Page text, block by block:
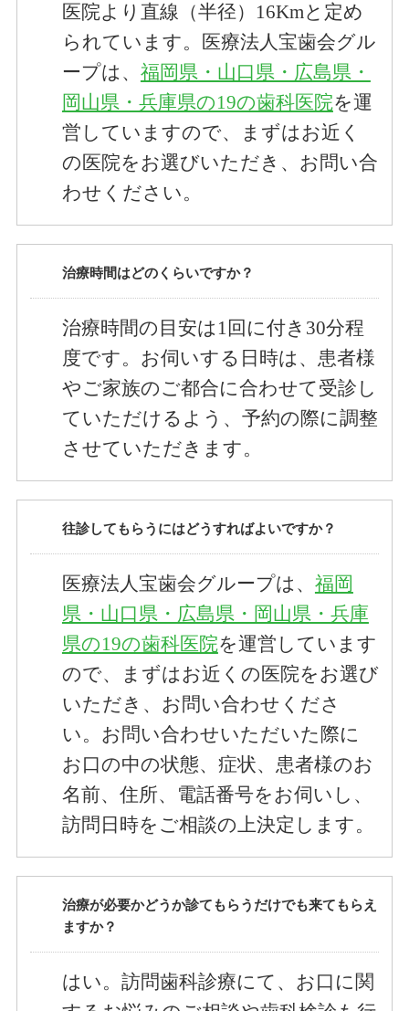
医院より直線（半径）16Kmと定め
られています。医療法人宝歯会グル
ープは、 福岡県・山口県・広島県・
岡山県・兵庫県の19の歯科医院を運
営していますので、まずはお近く
の医院をお選びいただき、お問い合
わせください。
治療時間はどのくらいですか？
治療時間の目安は1回に付き30分程
度です。お伺いする日時は、患者様
やご家族のご都合に合わせて受診し
ていただけるよう、予約の際に調整
させていただきます。
往診してもらうにはどうすればよいですか？
医療法人宝歯会グループは、 福岡
県・山口県・広島県・岡山県・兵庫
県の19の歯科医院を運営しています
ので、まずはお近くの医院をお選び
いただき、お問い合わせくださ
い。お問い合わせいただいた際に
お口の中の状態、症状、患者様のお
名前、住所、電話番号をお伺いし、
訪問日時をご相談の上決定します。
治療が必要かどうか診てもらうだけでも来てもらえ
ますか？
はい。訪問歯科診療にて、お口に関